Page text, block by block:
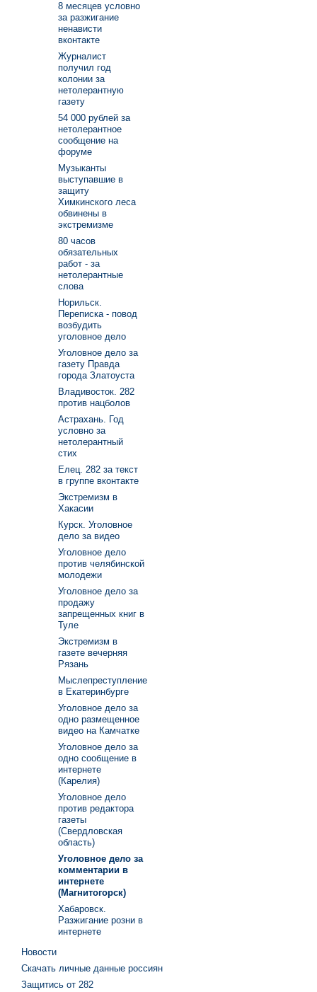
8 месяцев условно
за разжигание
ненависти
вконтакте
Журналист
получил год
колонии за
нетолерантную
газету
54 000 рублей за
нетолерантное
сообщение на
форуме
Музыканты
выступавшие в
защиту
Химкинского леса
обвинены в
экстремизме
80 часов
обязательных
работ - за
нетолерантные
слова
Норильск.
Переписка - повод
возбудить
уголовное дело
Уголовное дело за
газету Правда
города Златоуста
Владивосток. 282
против нацболов
Астрахань. Год
условно за
нетолерантный
стих
Елец. 282 за текст
в группе вконтакте
Экстремизм в
Хакасии
Курск. Уголовное
дело за видео
Уголовное дело
против челябинской
молодежи
Уголовное дело за
продажу
запрещенных книг в
Туле
Экстремизм в
газете вечерняя
Рязань
Мыслепреступление
в Екатеринбурге
Уголовное дело за
одно размещенное
видео на Камчатке
Уголовное дело за
одно сообщение в
интернете
(Карелия)
Уголовное дело
против редактора
газеты
(Свердловская
область)
Уголовное дело за
комментарии в
интернете
(Магнитогорск)
Хабаровск.
Разжигание розни в
интернете
Новости
Скачать личные данные россиян
Защитись от 282